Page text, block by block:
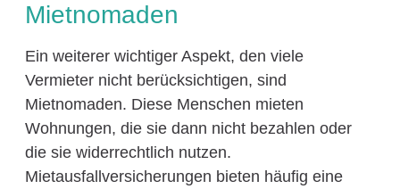
Mietnomaden
Ein weiterer wichtiger Aspekt, den viele
Vermieter nicht berücksichtigen, sind
Mietnomaden. Diese Menschen mieten
Wohnungen, die sie dann nicht bezahlen oder
die sie widerrechtlich nutzen.
Mietausfallversicherungen bieten häufig eine